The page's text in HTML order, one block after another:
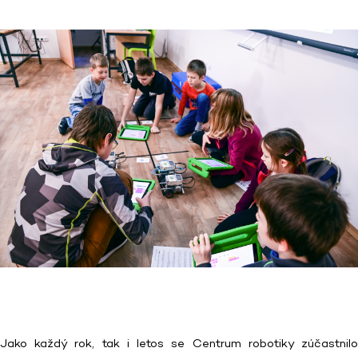
Jako každý rok, tak i letos se Centrum robotiky zúčastnilo